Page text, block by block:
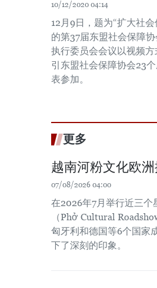
10/12/2020 04:14
12月9日，题为“扩大社
的第37届东盟社会保障协
执行委员会会议以视频方
引东盟社会保障协会23
表参加。
更多
越南河粉文化欧
07/08/2026 04:00
在2026年7月举行近三个
（Phở Cultural
匈牙利和德国等6个国家
下了深刻的印象。